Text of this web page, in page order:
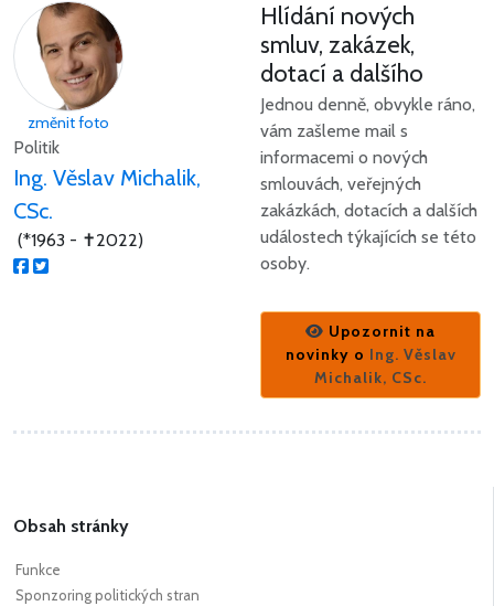
změnit foto
Politik
Ing. Věslav Michalik,
CSc.
(*1963 - ✝2022)
Hlídání nových
smluv, zakázek,
dotací a dalšího
Jednou denně, obvykle ráno,
vám zašleme mail s
informacemi o nových
smlouvách, veřejných
zakázkách, dotacích a dalších
událostech týkajících se této
osoby.
Upozornit na
novinky o Ing. Věslav
Michalik, CSc.
Obsah stránky
Funkce
Sponzoring politických stran